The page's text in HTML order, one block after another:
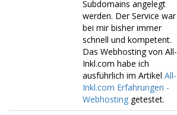
Subdomains angelegt
werden. Der Service war
bei mir bisher immer
schnell und kompetent.
Das Webhosting von All-
Inkl.com habe ich
ausführlich im Artikel All-
Inkl.com Erfahrungen -
Webhosting getestet.